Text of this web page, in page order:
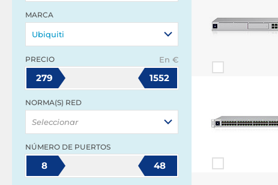
MARCA
Ubiquiti
PRECIO En €
279 1552
NORMA(S) RED
Seleccionar
NÚMERO DE PUERTOS
8 48